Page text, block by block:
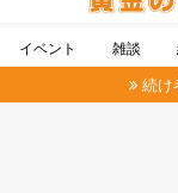
イベント 雑談
続け